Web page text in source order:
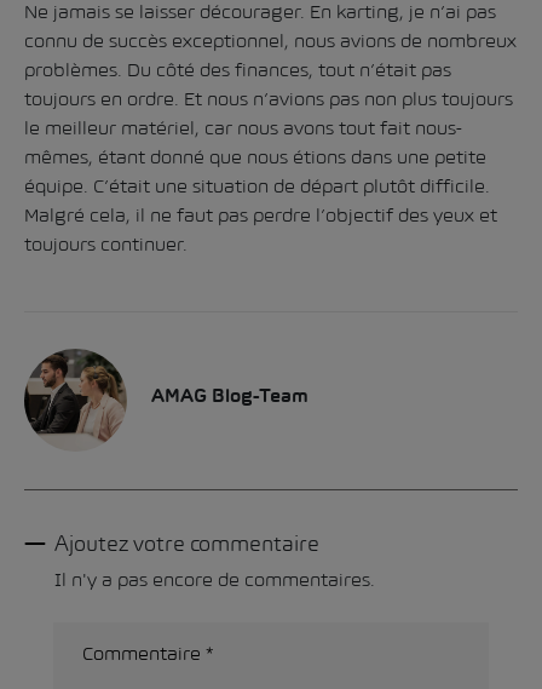
Ne jamais se laisser décourager. En karting, je n’ai pas
connu de succès exceptionnel, nous avions de nombreux
problèmes. Du côté des finances, tout n’était pas
toujours en ordre. Et nous n’avions pas non plus toujours
le meilleur matériel, car nous avons tout fait nous-
mêmes, étant donné que nous étions dans une petite
équipe. C’était une situation de départ plutôt difficile.
Malgré cela, il ne faut pas perdre l’objectif des yeux et
toujours continuer.
AMAG Blog-Team
Ajoutez votre commentaire
Il n'y a pas encore de commentaires.